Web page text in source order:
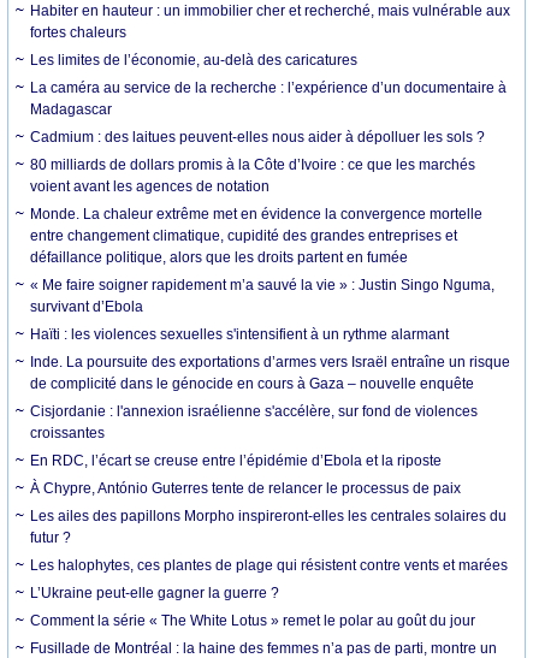
Habiter en hauteur : un immobilier cher et recherché, mais vulnérable aux
fortes chaleurs
Les limites de l’économie, au-delà des caricatures
La caméra au service de la recherche : l’expérience d’un documentaire à
Madagascar
Cadmium : des laitues peuvent-elles nous aider à dépolluer les sols ?
80 milliards de dollars promis à la Côte d’Ivoire : ce que les marchés
voient avant les agences de notation
Monde. La chaleur extrême met en évidence la convergence mortelle
entre changement climatique, cupidité des grandes entreprises et
défaillance politique, alors que les droits partent en fumée
« Me faire soigner rapidement m’a sauvé la vie » : Justin Singo Nguma,
survivant d’Ebola
Haïti : les violences sexuelles s'intensifient à un rythme alarmant
Inde. La poursuite des exportations d’armes vers Israël entraîne un risque
de complicité dans le génocide en cours à Gaza – nouvelle enquête
Cisjordanie : l'annexion israélienne s'accélère, sur fond de violences
croissantes
En RDC, l’écart se creuse entre l’épidémie d’Ebola et la riposte
À Chypre, António Guterres tente de relancer le processus de paix
Les ailes des papillons Morpho inspireront-elles les centrales solaires du
futur ?
Les halophytes, ces plantes de plage qui résistent contre vents et marées
L’Ukraine peut-elle gagner la guerre ?
Comment la série « The White Lotus » remet le polar au goût du jour
Fusillade de Montréal : la haine des femmes n’a pas de parti, montre un